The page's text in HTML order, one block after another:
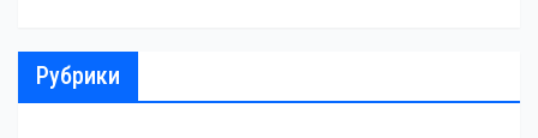
Рубрики